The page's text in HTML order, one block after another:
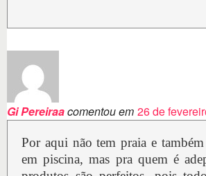
Gi Pereiraacomentou em 26 de
Por aqui não tem praia e
em piscina, mas pra quem é